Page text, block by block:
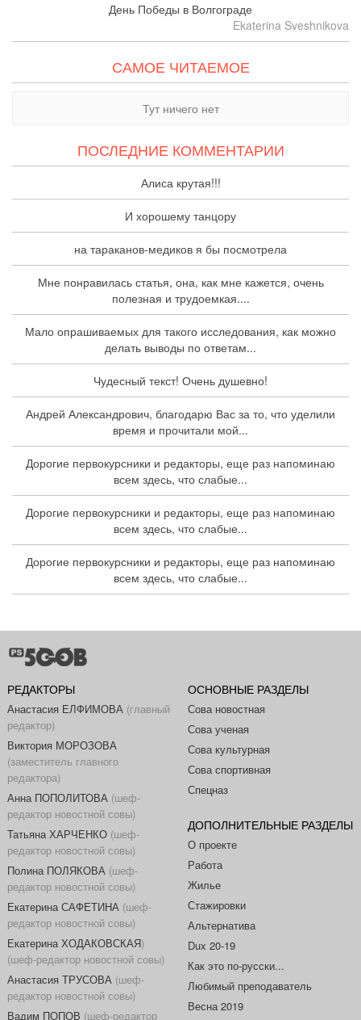
День Победы в Волгограде
Ekaterina Sveshnikova
САМОЕ ЧИТАЕМОЕ
Тут ничего нет
ПОСЛЕДНИЕ КОММЕНТАРИИ
Алиса крутая!!!
И хорошему танцору
на тараканов-медиков я бы посмотрела
Мне понравилась статья, она, как мне кажется, очень
полезная и трудоемкая....
Мало опрашиваемых для такого исследования, как можно
делать выводы по ответам...
Чудесный текст! Очень душевно!
Андрей Александрович, благодарю Вас за то, что уделили
время и прочитали мой...
Дорогие первокурсники и редакторы, еще раз напоминаю
всем здесь, что слабые...
Дорогие первокурсники и редакторы, еще раз напоминаю
всем здесь, что слабые...
Дорогие первокурсники и редакторы, еще раз напоминаю
всем здесь, что слабые...
РЕДАКТОРЫ
Анастасия ЕЛФИМОВА(главный
редактор)
Виктория МОРОЗОВА
(заместитель главного
редактора)
Анна ПОПОЛИТОВА(шеф-
редактор новостной совы)
Татьяна ХАРЧЕНКО(шеф-
редактор новостной совы)
Полина ПОЛЯКОВА(шеф-
редактор новостной совы)
Екатерина САФЕТИНА(шеф-
редактор новостной совы)
Екатерина ХОДАКОВСКАЯ)
(шеф-редактор новостной совы)
Анастасия ТРУСОВА(шеф-
редактор новостной совы)
Вадим ПОПОВ (шеф-редактор
ОСНОВНЫЕ РАЗДЕЛЫ
Сова новостная
Сова ученая
Сова культурная
Сова спортивная
Спецназ
ДОПОЛНИТЕЛЬНЫЕ РАЗДЕЛЫ
О проекте
Работа
Жилье
Стажировки
Альтернатива
Dux 20-19
Как это по-русски...
Любимый преподаватель
Весна 2019